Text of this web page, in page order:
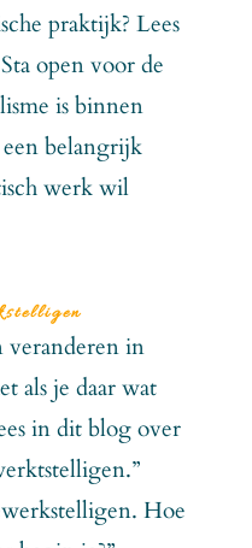
praktijk? Lees
open voor de
is binnen
belangrijk
werk wil
veranderen in
als je daar wat
in dit blog over
Hoe